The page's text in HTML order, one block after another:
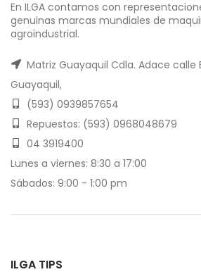
En ILGA contamos con
genuinas marcas mundiales de
agroindustrial.
Matriz Guayaquil Cdla. Adace calle
Guayaquil,
(593) 0939857654
Repuestos: (593) 0968048679
04 3919400
Lunes a viernes: 8:30 a 17:00
Sábados: 9:00 - 1:00 pm
ILGA TIPS